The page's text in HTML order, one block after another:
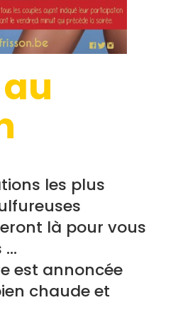
au
les plus
là pour vous
…
est annoncée
chaude et